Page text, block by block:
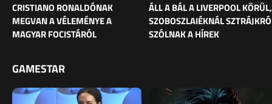
CRISTIANO RONALDÓNAK
MEGVAN A VÉLEMÉNYE A
MAGYAR FOCISTÁRÓL
ÁLL A BÁL A LIVERPOOL KÖRÜL,
SZOBOSZLAIÉKNÁL
SZÓLNAK A HÍREK
GAMESTAR